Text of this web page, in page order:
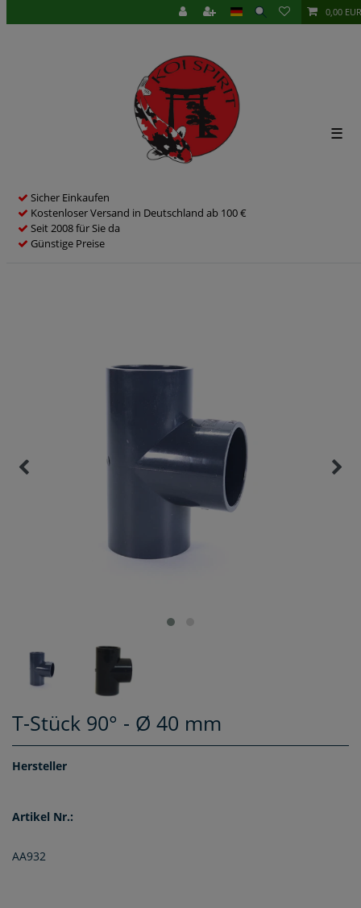
0,00 EUR
Sicher Einkaufen
Kostenloser Versand in Deutschland ab 100 €
Seit 2008 für Sie da
Günstige Preise
☰
T-Stück 90° - Ø 40 mm
Hersteller
Artikel Nr.:
AA932